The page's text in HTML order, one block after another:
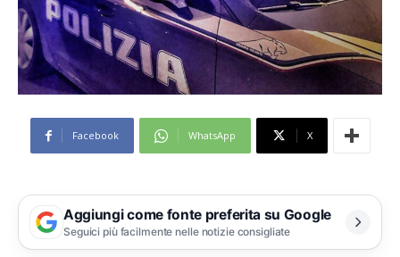
Facebook WhatsApp X
Aggiungi come fonte preferita su Google
Seguici più facilmente nelle notizie consigliate